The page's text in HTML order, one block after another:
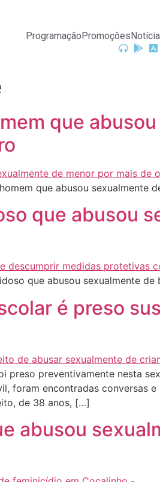
ProgramaçãoPromoções
que
que abusou
que abusou
que abusou sexualmente
é preso
preso preventivamente nesta
foram encontradas conversas
de 38 anos, […]
abusou